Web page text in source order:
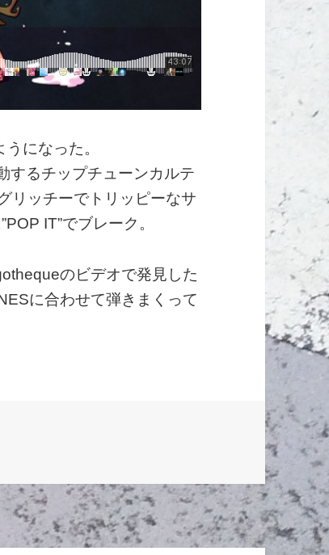
になった。
するチップチューンカルテ
リッチーでトリッピーなサ
IT”でブレーク。
のビデオで発見した
に合わせて弾きまくって